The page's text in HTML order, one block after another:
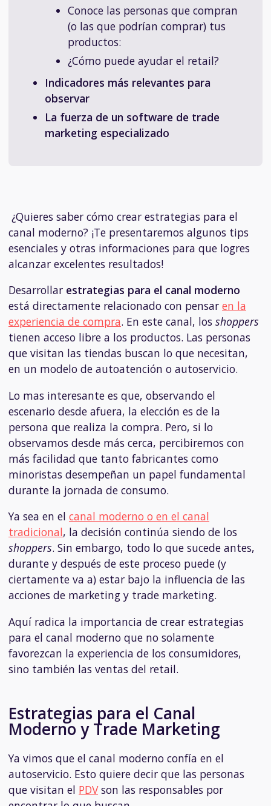
Conoce las personas que compran
(o las que podrían comprar) tus
productos:
¿Cómo puede ayudar el retail?
Indicadores más relevantes para
observar
La fuerza de un software de trade
marketing especializado
¿Quieres saber cómo crear estrategias para el
canal moderno? ¡Te presentaremos algunos tips
esenciales y otras informaciones para que logres
alcanzar excelentes resultados!
Desarrollar estrategias para el canal moderno
está directamente relacionado con pensar en la
experiencia de compra. En este canal, los shoppers
tienen acceso libre a los productos. Las personas
que visitan las tiendas buscan lo que necesitan,
en un modelo de autoatención o autoservicio.
Lo mas interesante es que, observando el
escenario desde afuera, la elección es de la
persona que realiza la compra. Pero, si lo
observamos desde más cerca, percibiremos con
más facilidad que tanto fabricantes como
minoristas desempeñan un papel fundamental
durante la jornada de consumo.
Ya sea en el canal moderno o en el canal
tradicional, la decisión continúa siendo de los
shoppers. Sin embargo, todo lo que sucede antes,
durante y después de este proceso puede (y
ciertamente va a) estar bajo la influencia de las
acciones de marketing y trade marketing.
Aquí radica la importancia de crear estrategias
para el canal moderno que no solamente
favorezcan la experiencia de los consumidores,
sino también las ventas del retail.
Estrategias para el Canal
Moderno y Trade Marketing
Ya vimos que el canal moderno confía en el
autoservicio. Esto quiere decir que las personas
que visitan el PDVson las responsables por